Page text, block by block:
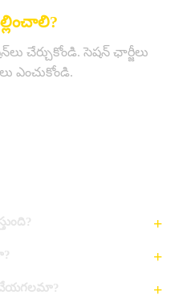
చేర్చుకోండి. సెషన్ ఛార్జీలు
ఎంచుకోండి.
చేయగలమా?